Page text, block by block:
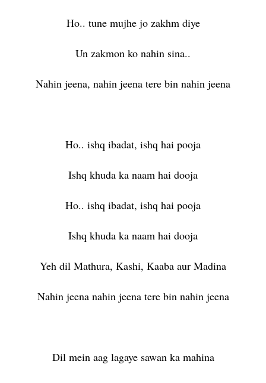
Ho.. tune mujhe jo zakhm diye
Un zakmon ko nahin sina..
Nahin jeena, nahin jeena tere bin nahin jeena
Ho.. ishq ibadat, ishq hai pooja
Ishq khuda ka naam hai dooja
Ho.. ishq ibadat, ishq hai pooja
Ishq khuda ka naam hai dooja
Yeh dil Mathura, Kashi, Kaaba aur Madina
Nahin jeena nahin jeena tere bin nahin jeena
Dil mein aag lagaye sawan ka mahina